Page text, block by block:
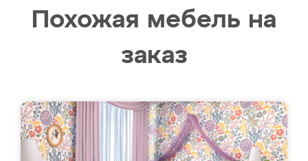
Похожая мебель на
заказ